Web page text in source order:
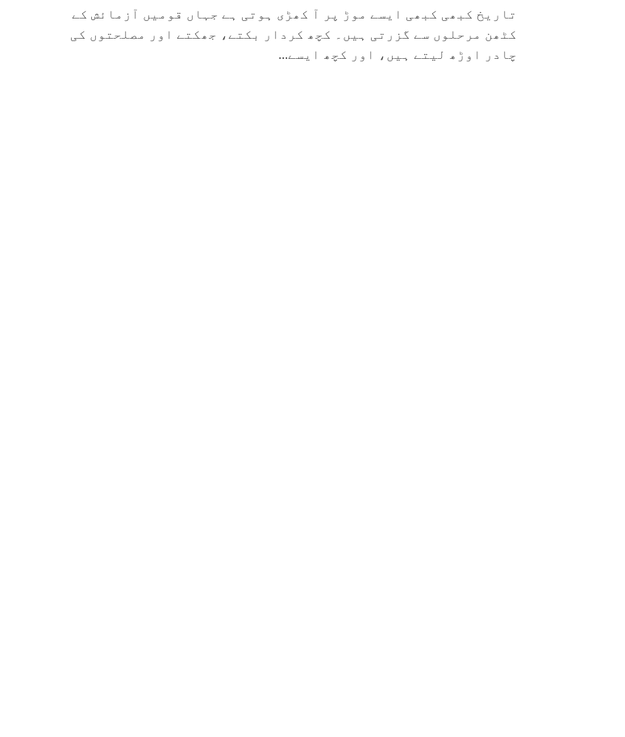
تاریخ کبھی کبھی ایسے موڑ پر آ کھڑی ہوتی ہے جہاں قومیں آزمائش کے
کٹھن مرحلوں سے گزرتی ہیں۔ کچھ کردار بکتے، جھکتے اور مصلحتوں کی
چادر اوڑھ لیتے ہیں، اور کچھ ایسے...